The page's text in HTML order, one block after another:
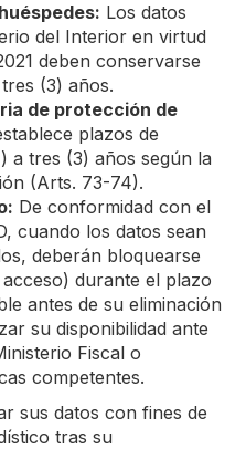
Los datos
del Interior en virtud
deben conservarse
(3) años.
de protección de
plazos de
a tres (3) años según la
(Arts. 73-74).
De conformidad con el
cuando los datos sean
deberán bloquearse
durante el plazo
antes de su eliminación
su disponibilidad ante
Fiscal o
competentes.
sus datos con fines de
tras su